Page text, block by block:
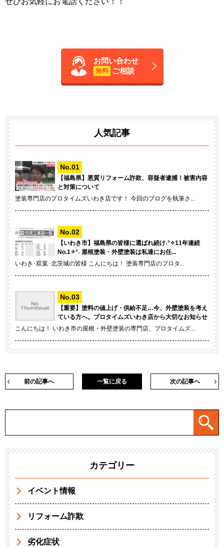
お問い合わせ
無料 ご相談
人気記事
【福島県】悪質リフォーム詐欺、容疑者逮捕！被害内容
と対策について
塗装専門店のプロタイムズいわき店です！ 今回のブログを執筆さ...
【いわき市】福島県の皆様に選ばれ続け˖°✧11年連続
No.1✧°˖ 屋根塗装・外壁塗装は私達にお任...
いわき･双葉･北茨城の皆様 こんにちは！ 塗装専門店のプロタ...
【重要】塗料の値上げ・供給不足…今、外壁塗装を考え
ている方へ。プロタイムズいわき店から大切なお知らせ
こんにちは！ いわき市の屋根・外壁塗装の専門店、プロタイムズ...
前の記事へ 次の記事へ
一覧に戻る
カテゴリー
イベント情報
リフォーム詐欺
劣化症状